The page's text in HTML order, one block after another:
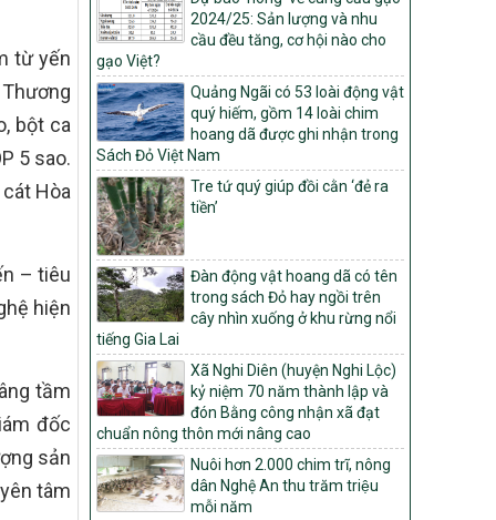
từ yến
bột ca
5 sao.
Hòa
– tiêu
hiện
tầm
đốc
sản
tâm
Quyết định số: 26/2026/QĐ-TTg
Quyết định ban hành Bộ tiêu chí và quy
trình đánh giá, phân hạng sản phẩm Mỗi
xã một sản phẩm
số: 19/2026/QĐ-TTg
Quy định điều kiện, trình tự, thủ tục, hồ sơ
xét, công nhận, công bố và thu hồi quyết
định công nhận xã đạt chuẩn nông thôn
mới, xã đạt nông thôn mới hiện đại và
tỉnh, thành phố hoàn thành nhiệm vụ xây
dựng nông thôn mới giai đoạn 2026 –
2030
Quyết định số 16/2026/QĐ-TTg
Quy định nguyên tắc, tiêu chí, định mức
phân bổ ngân sách trung ương và tỉ lệ
vốn đối ứng ngân sách của địa phương
thực hiện Chương trình mục tiêu quốc gia
xây dựng nông thôn mới, giảm nghèo
bền vững và phát triển kinh tế – xã hội
vùng đồng bào dân tộc thiểu số và miền
núi giai đoạn 2026 – 2030
1451/QĐ-UBND
2024/25: Sản lượng và nhu
cầu đều tăng, cơ hội nào cho
gạo Việt?
Quảng Ngãi có 53 loài động vật
quý hiếm, gồm 14 loài chim
hoang dã được ghi nhận trong
Sách Đỏ Việt Nam
Tre tứ quý giúp đồi cằn ‘đẻ ra
tiền’
Đàn động vật hoang dã có tên
trong sách Đỏ hay ngồi trên
cây nhìn xuống ở khu rừng nổi
tiếng Gia Lai
Xã Nghi Diên (huyện Nghi Lộc)
kỷ niệm 70 năm thành lập và
đón Bằng công nhận xã đạt
chuẩn nông thôn mới nâng cao
Nuôi hơn 2.000 chim trĩ, nông
dân Nghệ An thu trăm triệu
mỗi năm